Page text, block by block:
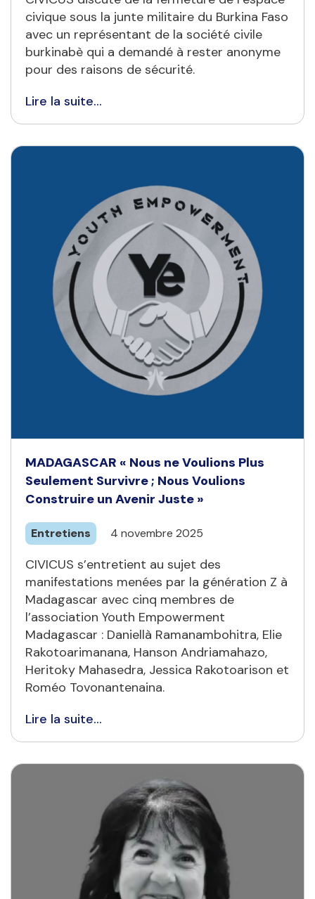
civique sous la junte militaire du Burkina Faso
avec un représentant de la société civile
burkinabè qui a demandé à rester anonyme
pour des raisons de sécurité.
Lire la suite...
MADAGASCAR « Nous ne Voulions Plus
Seulement Survivre ; Nous Voulions
Construire un Avenir Juste »
Entretiens 4 novembre 2025
CIVICUS s’entretient au sujet des
manifestations menées par la génération Z à
Madagascar avec cinq membres de
l’association Youth Empowerment
Madagascar : Daniellà Ramanambohitra, Elie
Rakotoarimanana, Hanson Andriamahazo,
Heritoky Mahasedra, Jessica Rakotoarison et
Roméo Tovonantenaina.
Lire la suite...